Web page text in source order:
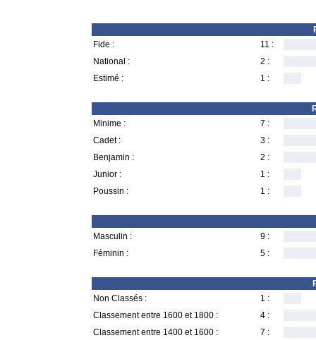
Fide :
11 :
National :
2 :
Estimé :
1 :
Minime :
7 :
Cadet :
3 :
Benjamin :
2 :
Junior :
1 :
Poussin :
1 :
Masculin :
9 :
Féminin :
5 :
Non Classés :
1 :
Classement entre 1600 et 1800 :
4 :
Classement entre 1400 et 1600 :
7 :